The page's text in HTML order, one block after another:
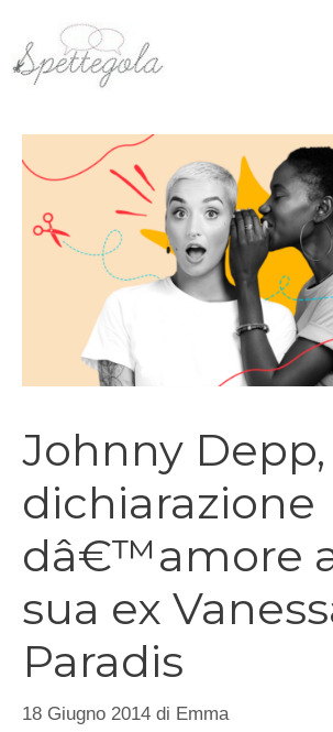
contenuto
Johnny Depp,
dichiarazione
dâ€™amore
sua ex
Paradis
18 Giugno 2014 di Emma